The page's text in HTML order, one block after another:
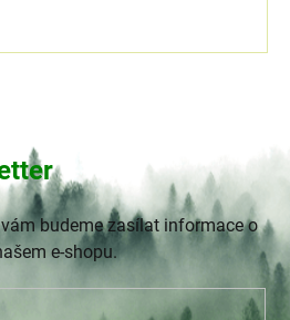
budeme zasílat informace o
e-shopu.